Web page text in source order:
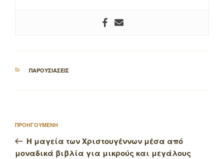
ΚΑΤΗΓΟΡΙΕΣ
ΠΑΡΟΥΣΙΑΣΕΙΣ
άρθρων
Προηγούμενο
άρθρο
ΠΡΟΗΓΟΥΜΕΝΗ
Η μαγεία των Χριστουγέννων μέσα από
μοναδικά βιβλία για μικρούς και μεγάλους